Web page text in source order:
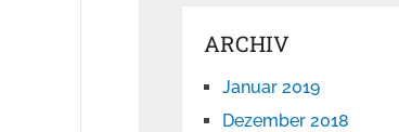
ARCHIV
Januar 2019
Dezember 2018